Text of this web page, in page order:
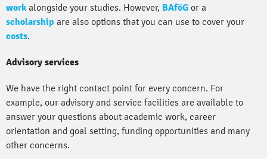
work alongside your studies. However, BAföG or a
scholarship are also options that you can use to cover your
costs.
Advisory services
We have the right contact point for every concern. For
example, our advisory and service facilities are available to
answer your questions about academic work, career
orientation and goal setting, funding opportunities and many
other concerns.